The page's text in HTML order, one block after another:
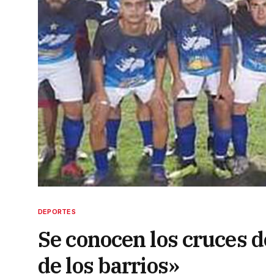
DEPORTES
Se conocen los cruces
de los barrios»